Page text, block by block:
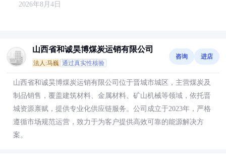
2026年8月4日
山西省和诚昊博煤炭运销有限公司
法人:马巍 通过真实性核验
咨询 进店
山西省和诚昊博煤炭运销有限公司位于晋城市城区，主营煤炭及
制品销售，覆盖建筑材料、金属材料、矿山机械等领域，依托晋
城资源禀赋，提供专业化供应链服务。公司成立于2023年，严格
遵循市场规范运营，致力于为客户提供高效可靠的能源解决方
案。